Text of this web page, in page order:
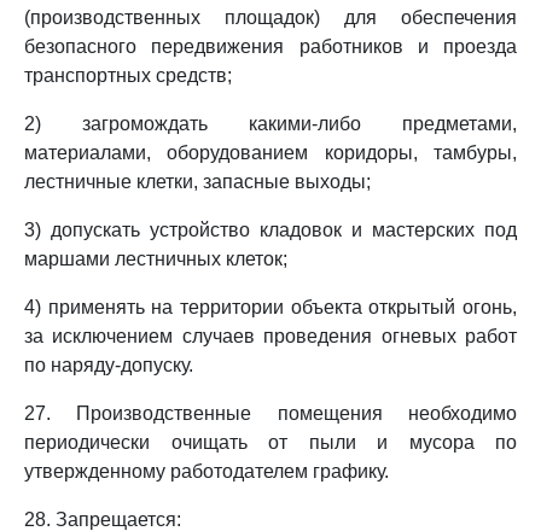
(производственных площадок) для обеспечения
безопасного передвижения работников и проезда
транспортных средств;
2) загромождать какими-либо предметами,
материалами, оборудованием коридоры, тамбуры,
лестничные клетки, запасные выходы;
3) допускать устройство кладовок и мастерских под
маршами лестничных клеток;
4) применять на территории объекта открытый огонь,
за исключением случаев проведения огневых работ
по наряду-допуску.
27. Производственные помещения необходимо
периодически очищать от пыли и мусора по
утвержденному работодателем графику.
28. Запрещается: